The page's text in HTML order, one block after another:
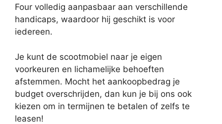
Four volledig aanpasbaar aan verschillende
handicaps, waardoor hij geschikt is voor
iedereen.
Je kunt de scootmobiel naar je eigen
voorkeuren en lichamelijke behoeften
afstemmen. Mocht het aankoopbedrag je
budget overschrijden, dan kun je bij ons ook
kiezen om in termijnen te betalen of zelfs te
leasen!